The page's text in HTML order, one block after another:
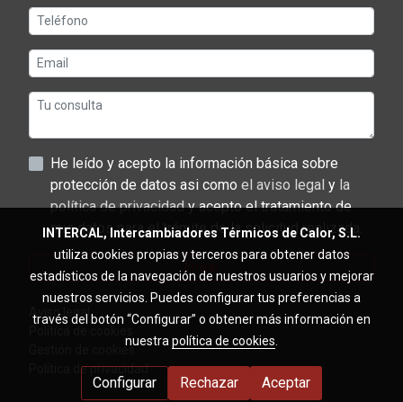
He leído y acepto la información básica sobre
protección de datos asi como el aviso legal y la
política de privacidady acepto el tratamiento de
mis datos para el trámite de la solicitud realizada.
Aviso legal
Gestión de cookies
Política de privacidad
INTERCAL, Intercambiadores Térmicos de Calor, S.L.
utiliza cookies propias y terceros para obtener datos
estadísticos de la navegación de nuestros usuarios y mejorar
nuestros servicios. Puedes configurar tus preferencias a
través del botón “Configurar” o obtener más información en
nuestra política de cookies
Configurar Rechazar Aceptar